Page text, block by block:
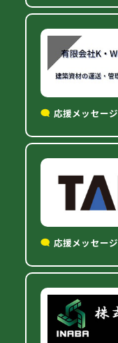
応援メッセージ
応援メッセージ